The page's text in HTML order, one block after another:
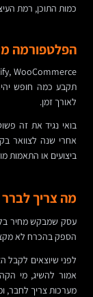
כמות התוכן, רמת
הפלטפורמה
תקבע כמה חופש
לאורך זמן.
בואי נגיד את זה
אחרי שנה לצוואר
ביצועים או התאמות
מה צריך
עסק שמבקש מחיר
הספק בהכרח לא
לפני שיוצאים לקבל
אמור להשיג, מי
מערכות צריך לחבר,